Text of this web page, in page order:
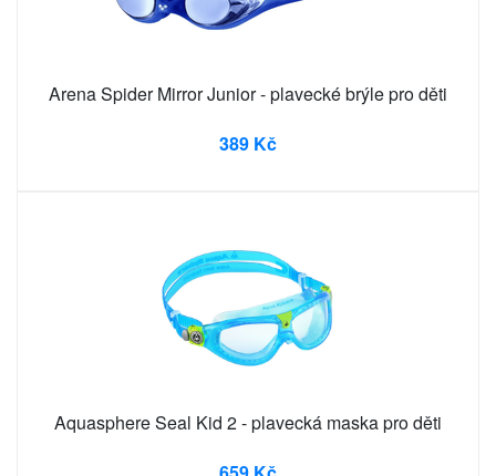
Arena Spider Mirror Junior - plavecké brýle pro děti
389 Kč
Aquasphere Seal Kid 2 - plavecká maska pro děti